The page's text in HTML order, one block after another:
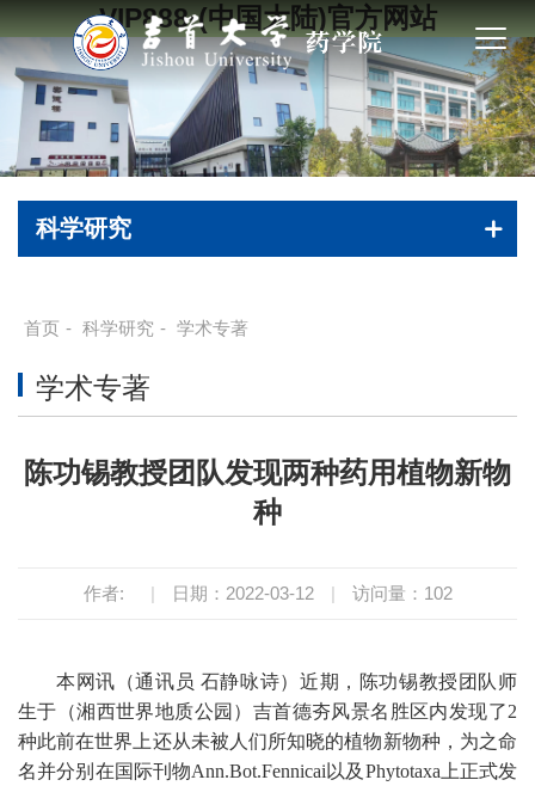
VIP888·(中国大陆)官方网站
科学研究
首页 - 科学研究 - 学术专著
学术专著
陈功锡教授团队发现两种药用植物新物
种
作者: | 日期：2022-03-12 | 访问量： 102
本网讯（通讯员 石静咏诗）近期，陈功锡教授团队师
生于（湘西世界地质公园）吉首德夯风景名胜区内发现了2
种此前在世界上还从未被人们所知晓的植物新物种，为之命
名并分别在国际刊物Ann.Bot.Fennicai以及Phytotaxa上正式发